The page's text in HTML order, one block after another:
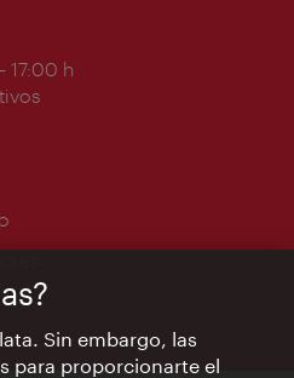
17:00 h
Sin embargo, las
para proporcionarte el